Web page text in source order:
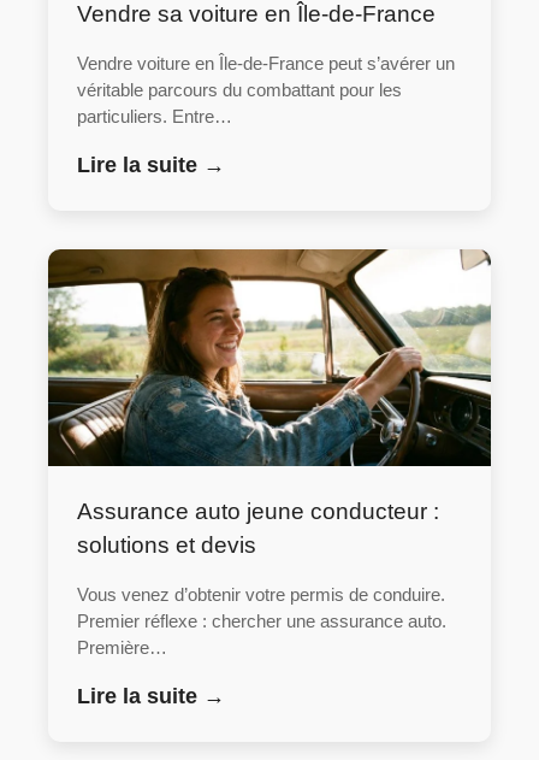
Vendre sa voiture en Île-de-France
Vendre voiture en Île-de-France peut s’avérer un
véritable parcours du combattant pour les
particuliers. Entre…
Lire la suite →
Assurance auto jeune conducteur :
solutions et devis
Vous venez d’obtenir votre permis de conduire.
Premier réflexe : chercher une assurance auto.
Première…
Lire la suite →